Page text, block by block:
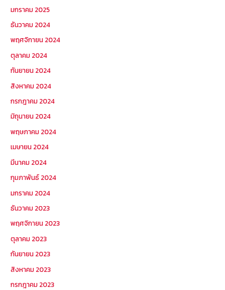
มกราคม 2025
ธันวาคม 2024
พฤศจิกายน 2024
ตุลาคม 2024
กันยายน 2024
สิงหาคม 2024
กรกฎาคม 2024
มิถุนายน 2024
พฤษภาคม 2024
เมษายน 2024
มีนาคม 2024
กุมภาพันธ์ 2024
มกราคม 2024
ธันวาคม 2023
พฤศจิกายน 2023
ตุลาคม 2023
กันยายน 2023
สิงหาคม 2023
กรกฎาคม 2023